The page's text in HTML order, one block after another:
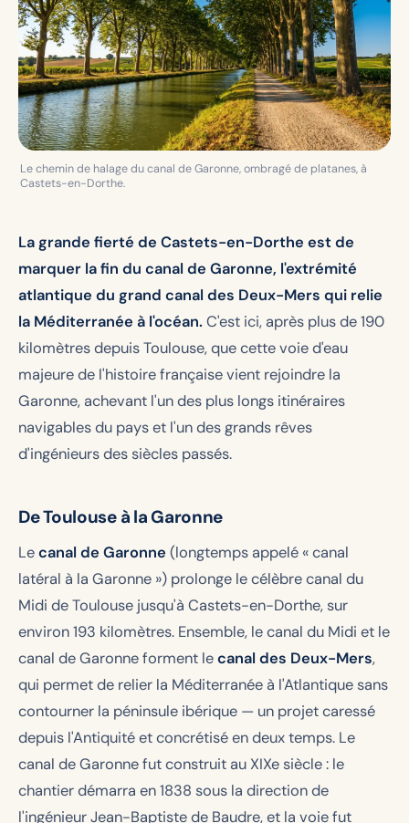
Le chemin de halage du canal de Garonne, ombragé de platanes, à
Castets-en-Dorthe.
La grande fierté de Castets-en-Dorthe est de
marquer la fin du canal de Garonne, l'extrémité
atlantique du grand canal des Deux-Mers qui relie
la Méditerranée à l'océan. C'est ici, après plus de 190
kilomètres depuis Toulouse, que cette voie d'eau
majeure de l'histoire française vient rejoindre la
Garonne, achevant l'un des plus longs itinéraires
navigables du pays et l'un des grands rêves
d'ingénieurs des siècles passés.
De Toulouse à la Garonne
Lecanal de Garonne (longtemps appelé « canal
latéral à la Garonne ») prolonge le célèbre canal du
Midi de Toulouse jusqu'à Castets-en-Dorthe, sur
environ 193 kilomètres. Ensemble, le canal du Midi et le
canal de Garonne forment lecanal des Deux-Mers,
qui permet de relier la Méditerranée à l'Atlantique sans
contourner la péninsule ibérique — un projet caressé
depuis l'Antiquité et concrétisé en deux temps. Le
canal de Garonne fut construit au XIXe siècle : le
chantier démarra en 1838 sous la direction de
l'ingénieur Jean-Baptiste de Baudre, et la voie fut